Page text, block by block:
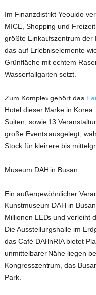
Im Finanzdistrikt Yeouido
MICE, Shopping und
größte Einkaufszentrum der
das auf Erlebniselemente
Grünfläche mit echtem
Wasserfallgarten setzt.
Zum Komplex gehört das
Hotel dieser Marke in
Suiten, sowie 13
große Events ausgelegt,
Stock für kleinere bis
Museum DAH in Busan
Ein außergewöhnlicher
Kunstmuseum DAH in
Millionen LEDs und verleiht
Die Ausstellungshalle im
das Café DAHnRIA bietet
unmittelbarer Nähe liegen
Kongresszentrum, das
Park.